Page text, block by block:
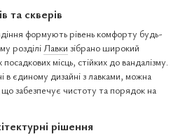
та скверів
формують рівень комфорту будь-
розділі Лавки зібрано широкий
місць, стійких до вандалізму.
в єдиному дизайні з лавками, можна
забезпечує чистоту та порядок на
рішення